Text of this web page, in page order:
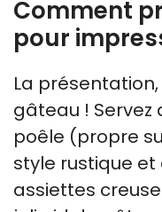
Comment
pour
La présentation,
gâteau !
poêle (propre
style rustique et
assiettes